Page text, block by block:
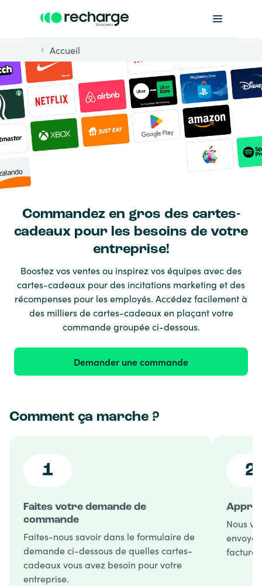
Accueil
Commandez en gros des cartes-
cadeaux pour les besoins de votre
entreprise!
Boostez vos ventes ou inspirez vos équipes avec des
cartes-cadeaux pour des incitations marketing et des
récompenses pour les employés. Accédez facilement à
des milliers de cartes-cadeaux en plaçant votre
commande groupée ci-dessous.
Demander une commande
Comment ça marche ?
1
Faites votre demande de
commande
Faites-nous savoir dans le formulaire de
demande ci-dessous de quelles cartes-
cadeaux vous avez besoin pour votre
entreprise.
2
Nous
facture.